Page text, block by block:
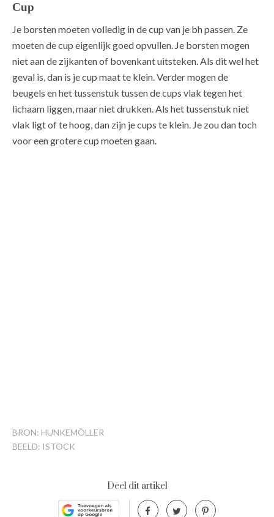
Cup
Je borsten moeten volledig in de cup van je bh passen. Ze
moeten de cup eigenlijk goed opvullen. Je borsten mogen
niet aan de zijkanten of bovenkant uitsteken. Als dit wel het
geval is, dan is je cup maat te klein. Verder mogen de
beugels en het tussenstuk tussen de cups vlak tegen het
lichaam liggen, maar niet drukken. Als het tussenstuk niet
vlak ligt of te hoog, dan zijn je cups te klein. Je zou dan toch
voor een grotere cup moeten gaan.
BRON: HUNKEMÖLLER
BEELD: ISTOCK
Deel dit artikel